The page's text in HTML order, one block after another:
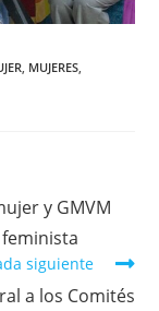
MUJERES
y GMVM
siguiente
a los Comités